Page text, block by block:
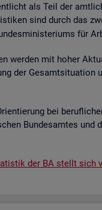
als Teil der
sind durch das
für
wer­den mit hoher
der
bei
Bun­des­am­tes
der BA stellt sich